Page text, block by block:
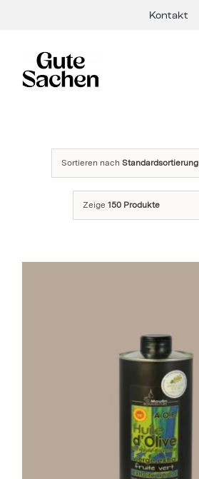
Kontakt
Sortieren nach Standardsortierung
Zeige 150 Produkte